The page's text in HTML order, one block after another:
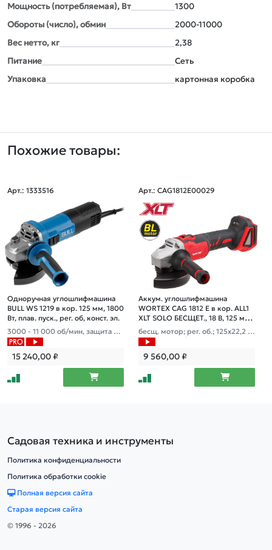
Мощность (потребляемая), Вт
1300
Обороты (число), обмин
2000-11000
Вес нетто, кг
2,38
Питание
Сеть
Упаковка
картонная коробка
Похожие товары:
Арт.: 1333516
Одноручная углошлифмашина
BULL WS 1219 в кор. 125 мм, 1800
Вт, плав. пуск., рег. об, конст. эл.
3000 - 11 000 об/мин, защита от
перегрузки, защита от повторно
го включения, вес 2,75 кг
15 240,00₽
Арт.: CAG1812E00029
Аккум. углошлифмашина
WORTEX CAG 1812 E в кор. ALL1
XLT SOLO БЕСЩЕТ., 18 В, 125 мм,
8000 об/мин
бесщ. мотор; рег. об.; 125х22,2 м
м; пылезащ. фильтры
9 560,00₽
Садовая техника и инструменты
Политика конфиденциальности
Политика обработки cookie
Полная версия сайта
Старая версия сайта
© 1996 - 2026